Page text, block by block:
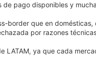
pago disponibles y
border que en domésticas,
por razones
LATAM, ya que cada